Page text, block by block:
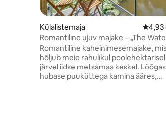
Külalistemaja
4,93
Romantiline ujuv majake – „The
Snug“
Romantiline kaheinimesemajake, mis
hõljub meie rahulikul poolehektarisel
järvel iidse metsamaa keskel.
hubase puuküttega kamina ääres,